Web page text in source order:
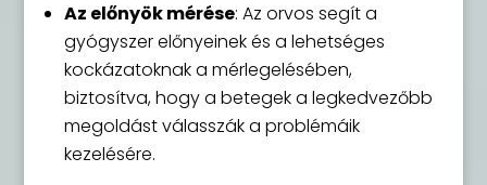
Az előnyök mérése: Az orvos segít a
gyógyszer előnyeinek és a lehetséges
kockázatoknak a mérlegelésében,
biztosítva, hogy a betegek a legkedvezőbb
megoldást válasszák a problémáik
kezelésére.